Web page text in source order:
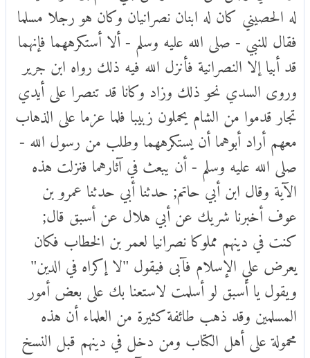
له الحصيني كان له ابنان نصرانيان وكان هو رجلا مسلما
فقال للنبي - صلى الله عليه وسلم - ألا أستكرههما فإنهما
قد أبيا إلا النصرانية فأنزل الله فيه ذلك رواه ابن جرير
وروى السدي نحو ذلك وزاد وكانا قد تنصرا على أيدي
تجار قدموا من الشام يحملون زبيبا فلما عزما على الذهاب
معهم أراد أبوهما أن يستكرههما وطلب من رسول الله -
صلى الله عليه وسلم - أن يبعث في آثارهما فنزلت هذه
الآية وقال ابن أبي حاتم; حدثنا أبي حدثنا عمرو بن
عوف أخبرنا شريك عن أبي هلال عن أسبق قال;
كنت في دينهم مملوكا نصرانيا لعمر بن الخطاب فكان
يعرض علي الإسلام فآبى فيقول "لا إكراه في الدين"
ويقول يا أسبق لو أسلمت لاستعنا بك على بعض أمور
المسلمين وقد ذهب طائفة كثيرة من العلماء أن هذه
محمولة على أهل الكتاب ومن دخل في دينهم قبل النسخ